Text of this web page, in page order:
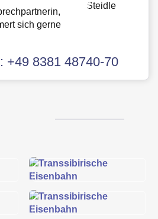
sich gerne
+49 8381 48740-70